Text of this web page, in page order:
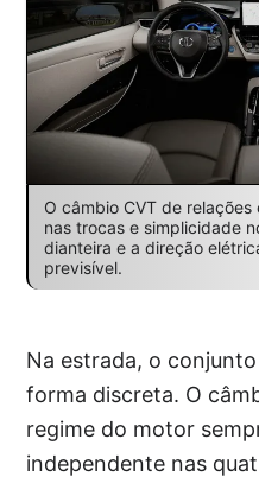
O câmbio CVT de
nas trocas e simplicidade
dianteira e a direção
previsível.
Na estrada, o
forma discreta. O
regime do motor
independente nas